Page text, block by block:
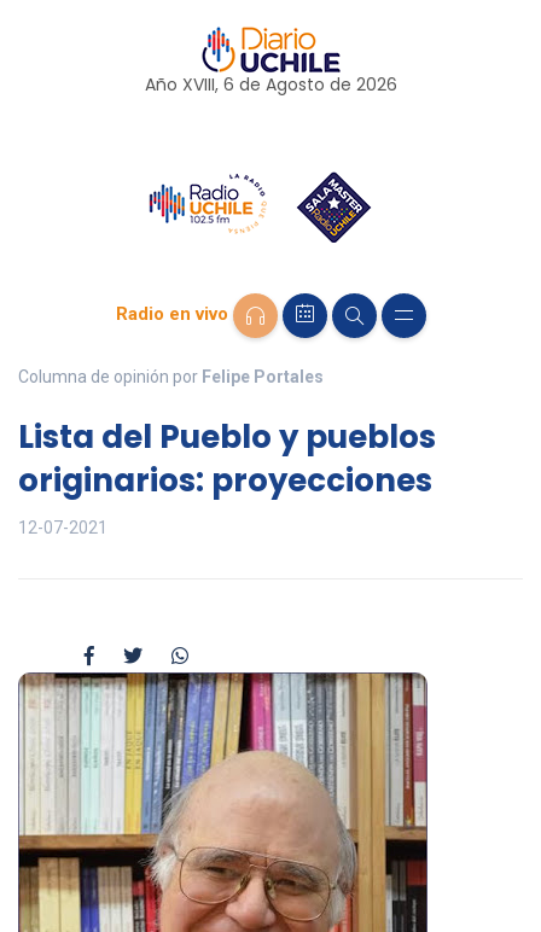
Año XVIII, 6 de Agosto de 2026
Radio en vivo
Columna de opinión por Felipe Portales
Lista del Pueblo y pueblos
originarios: proyecciones
12-07-2021